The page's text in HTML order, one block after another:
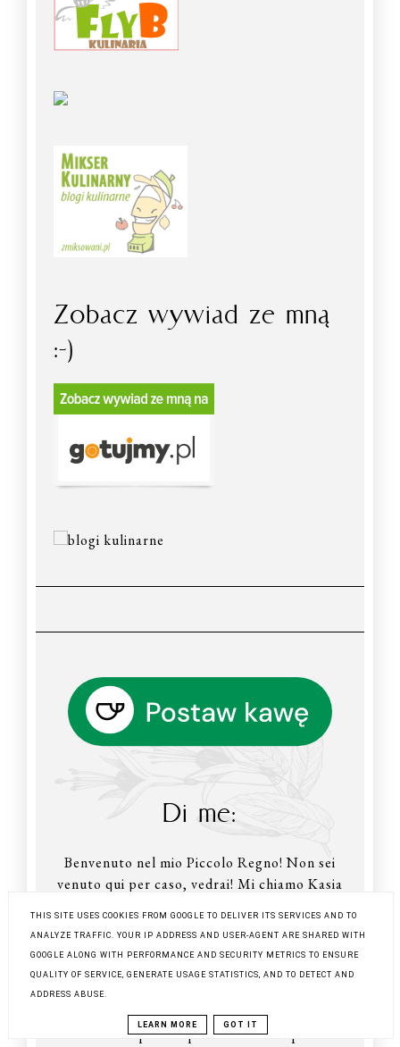
Zobacz wywiad ze mną
:-)
Di me:
Benvenuto nel mio Piccolo Regno! Non sei
venuto qui per caso, vedrai! Mi chiamo Kasia
che anche le due cucine: polacca e italiana. Ti
farò toccare, annusare, assaggiare, pesare e
mescolare con me. Ti porterò in due mondi
semplici: la cucina italiana - che ho avuto la
fortuna di assaggiare per oltre sedici anni, e ti
mostrerò quanto quest'avventura possa
THIS SITE USES COOKIES FROM GOOGLE TO DELIVER ITS SERVICES AND TO
ANALYZE TRAFFIC. YOUR IP ADDRESS AND USER-AGENT ARE SHARED WITH
GOOGLE ALONG WITH PERFORMANCE AND SECURITY METRICS TO ENSURE
QUALITY OF SERVICE, GENERATE USAGE STATISTICS, AND TO DETECT AND
ADDRESS ABUSE.
LEARN MORE GOT IT